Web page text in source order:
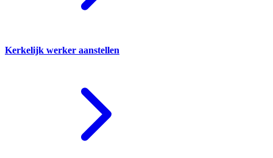
Kerkelijk werker aanstellen